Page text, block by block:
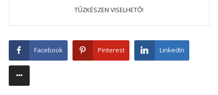
TŰZKÉSZEN VISELHETŐ!
Facebook Pinterest LinkedIn